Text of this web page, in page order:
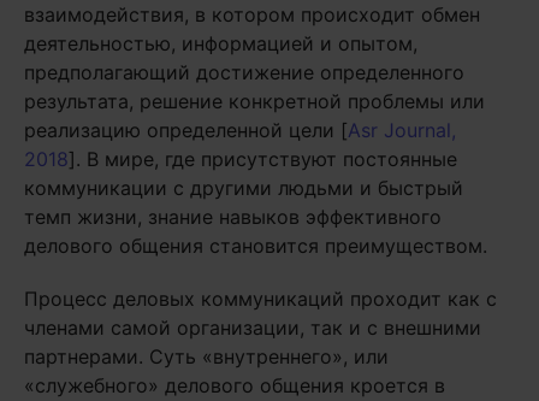
взаимодействия, в котором происходит обмен
деятельностью, информацией и опытом,
предполагающий достижение определенного
результата, решение конкретной проблемы или
реализацию определенной цели [Asr Journal,
2018]. В мире, где присутствуют постоянные
коммуникации с другими людьми и быстрый
темп жизни, знание навыков эффективного
делового общения становится преимуществом.
Процесс деловых коммуникаций проходит как с
членами самой организации, так и с внешними
партнерами. Суть «внутреннего», или
«служебного» делового общения кроется в